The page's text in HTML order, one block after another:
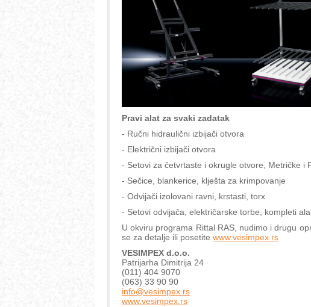
Pravi alat za svaki zadatak
- Ručni hidraulični izbijači otvora
- Električni izbijači otvora
- Setovi za četvrtaste i okrugle otvore, Metričke i
- Sečice, blankerice, klješta za krimpovanje
- Odvijači izolovani ravni, krstasti, torx
- Setovi odvijača, električarske torbe, kompleti
U okviru programa Rittal RAS, nudimo i drugu
se za detalje ili posetite www.vesimpex.rs
VESIMPEX d.o.o.
Patrijarha Dimitrija 24
(011) 404 9070
(063) 33 90 90
info@vesimpex.rs
www.vesimpex.rs